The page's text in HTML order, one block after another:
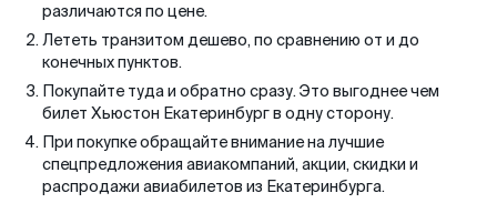
различаются по цене.
Лететь транзитом дешево, по сравнению от и до
конечных пунктов.
Покупайте туда и обратно сразу. Это выгоднее чем
билет Хьюстон Екатеринбург в одну сторону.
При покупке обращайте внимание на лучшие
спецпредложения авиакомпаний, акции, скидки и
распродажи авиабилетов из Екатеринбурга.